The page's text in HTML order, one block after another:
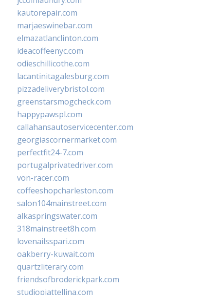
kautorepair.com
marjaeswinebar.com
elmazatlanclinton.com
ideacoffeenyc.com
odieschillicothe.com
lacantinitagalesburg.com
pizzadeliverybristol.com
greenstarsmogcheck.com
happypawspl.com
callahansautoservicecenter.com
georgiascornermarket.com
perfectfit24-7.com
portugalprivatedriver.com
von-racer.com
coffeeshopcharleston.com
salon104mainstreet.com
alkaspringswater.com
318mainstreet8h.com
lovenailsspari.com
oakberry-kuwait.com
quartzliterary.com
friendsofbroderickpark.com
studiopiattellina.com